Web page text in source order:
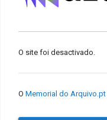
O site foi desactivado.
O Memorial do Arquivo.pt